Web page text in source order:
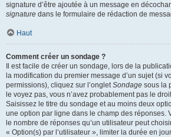
signature d’être ajoutée à un message en
signature dans le formulaire de rédaction de
Haut
Comment créer un sondage ?
Il est facile de créer un sondage, lors de la
la modification du premier message d’un sujet (si
permissions), cliquez sur l’ongletSondage sous la
le voyez pas, vous n’avez probablement pas le
Saisissez le titre du sondage et au moins deux
une option par ligne dans le champ des réponses.
le nombre de réponses qu’un utilisateur peut
« Option(s) par l’utilisateur », limiter la durée en